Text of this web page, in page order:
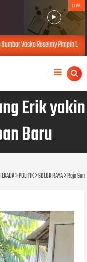
LIVE
Vasko Ruseimy Pimpin
Erik yakin
Baru
POLITIK SOLOK RAYA Rajo